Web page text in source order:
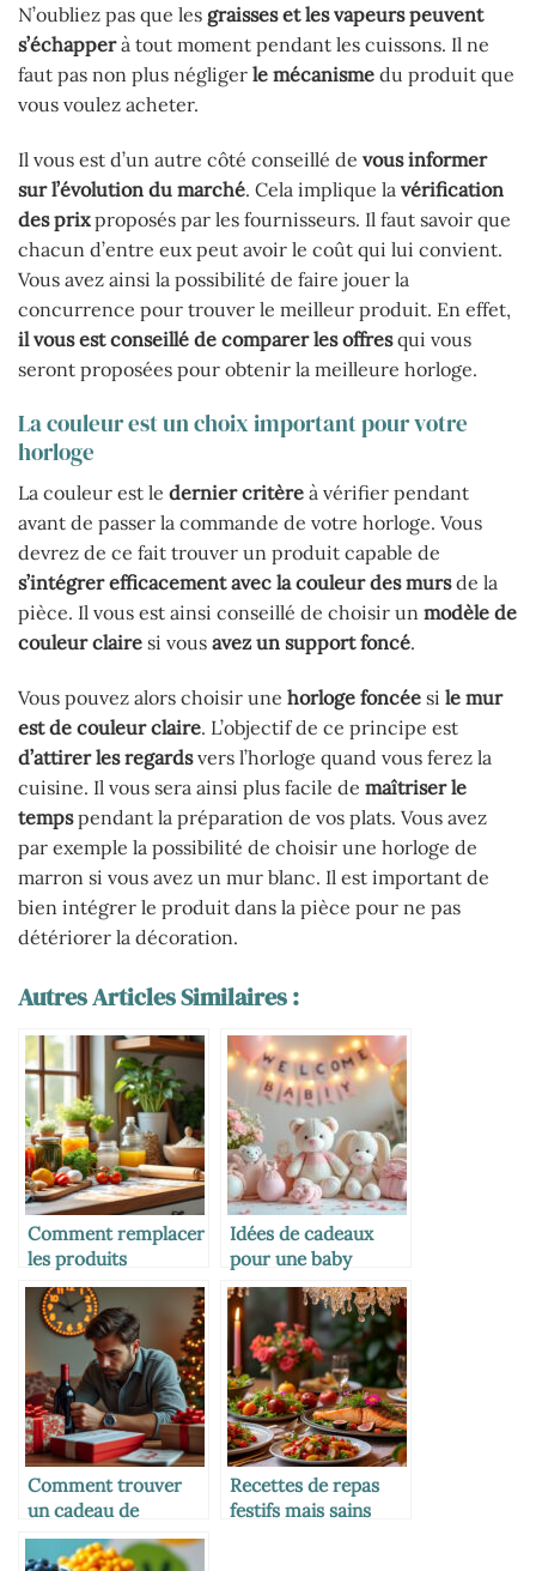
N’oubliez pas que les graisses et les vapeurs peuvent
s’échapperà tout moment pendant les cuissons. Il ne
faut pas non plus négliger le mécanisme du produit que
vous voulez acheter.
Il vous est d’un autre côté conseillé de vous informer
sur l’évolution du marché. Cela implique la vérification
des prixproposés par les fournisseurs. Il faut savoir que
chacun d’entre eux peut avoir le coût qui lui convient.
Vous avez ainsi la possibilité de faire jouer la
concurrence pour trouver le meilleur produit. En effet,
il vous est conseillé de comparer les offresqui vous
seront proposées pour obtenir la meilleure horloge.
La couleur est un choix important pour votre
horloge
La couleur est le dernier critère à vérifier pendant
avant de passer la commande de votre horloge. Vous
devrez de ce fait trouver un produit capable de
s’intégrer efficacement avec la couleur des mursde la
pièce. Il vous est ainsi conseillé de choisir un modèle de
couleur claire si vous avez un support foncé.
Vous pouvez alors choisir une horloge foncée si le mur
est de couleur claire. L’objectif de ce principe est
d’attirer les regardsvers l’horloge quand vous ferez la
cuisine. Il vous sera ainsi plus facile de maîtriser le
tempspendant la préparation de vos plats. Vous avez
par exemple la possibilité de choisir une horloge de
marron si vous avez un mur blanc. Il est important de
bien intégrer le produit dans la pièce pour ne pas
détériorer la décoration.
Autres Articles Similaires :
Comment remplacer
les produits
industriels par du
fait-maison
Idées de cadeaux
pour une baby
shower réussie
Comment trouver
un cadeau de
dernière minute
efficace
Recettes de repas
festifs mais sains